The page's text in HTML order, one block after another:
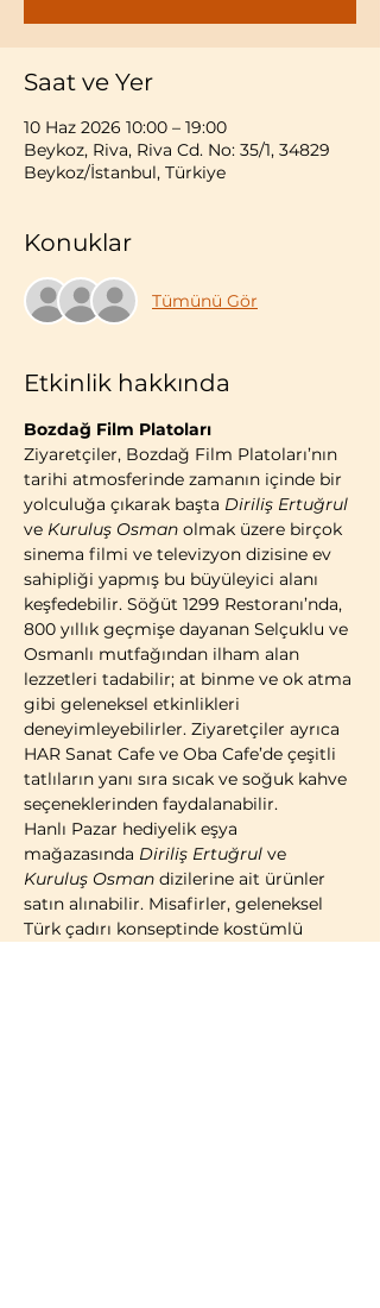
Saat ve Yer
10 Haz 2026 10:00 – 19:00
Beykoz, Riva, Riva Cd. No: 35/1, 34829
Beykoz/İstanbul, Türkiye
Konuklar
Tümünü Gör
Etkinlik hakkında
Bozdağ Film Platoları
Ziyaretçiler, Bozdağ Film Platoları’nın
tarihi atmosferinde zamanın içinde bir
yolculuğa çıkarak başta Diriliş Ertuğrul
ve Kuruluş Osman olmak üzere birçok
sinema filmi ve televizyon dizisine ev
sahipliği yapmış bu büyüleyici alanı
keşfedebilir. Söğüt 1299 Restoranı’nda,
800 yıllık geçmişe dayanan Selçuklu ve
Osmanlı mutfağından ilham alan
lezzetleri tadabilir; at binme ve ok atma
gibi geleneksel etkinlikleri
deneyimleyebilirler. Ziyaretçiler ayrıca
HAR Sanat Cafe ve Oba Cafe’de çeşitli
tatlıların yanı sıra sıcak ve soğuk kahve
seçeneklerinden faydalanabilir.
Hanlı Pazar hediyelik eşya
mağazasında Diriliş Ertuğrul ve
Kuruluş Osman dizilerine ait ürünler
satın alınabilir. Misafirler, geleneksel
Türk çadırı konseptinde kostümlü